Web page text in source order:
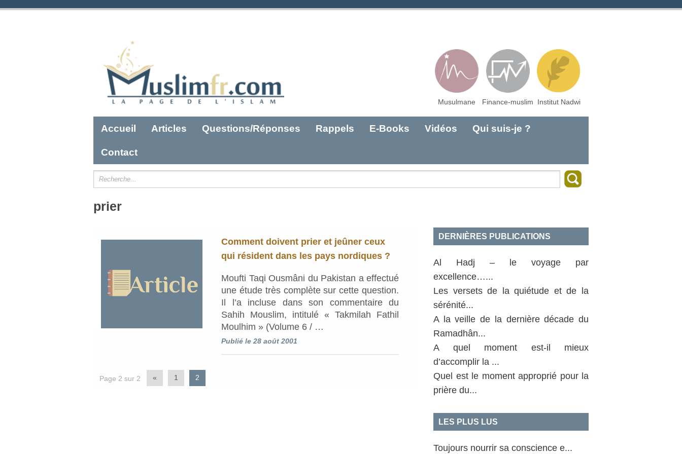
Musulmane Finance-muslim Institut Nadwi
Accueil Articles Questions/Réponses Rappels E-Books Vidéos Qui suis-je ?
Contact
prier
Comment doivent prier et jeûner ceux
qui résident dans les pays nordiques ?
Moufti Taqi Ousmâni du Pakistan a effectué
une étude très complète sur cette question.
Il l’a incluse dans son commentaire du
Sahih Mouslim, intitulé « Takmilah Fathil
Moulhim » (Volume 6 / …
Publié le 28 août 2001
Page 2 sur 2 « 1 2
DERNIÈRES PUBLICATIONS
Al Hadj – le voyage par
excellence…...
Les versets de la quiétude et de la
sérénité...
A la veille de la dernière décade du
Ramadhân...
A quel moment est-il mieux
d’accomplir la ...
Quel est le moment approprié pour la
prière du...
LES PLUS LUS
Toujours nourrir sa conscience e...